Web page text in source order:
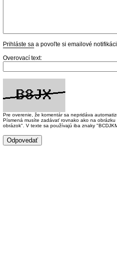
Prihláste sa a povoľte si emailové
Overovací text:
Pre overenie, že komentár sa nepridáva
Písmená musíte zadávať rovnako ako na
obrázok". V texte sa používajú iba znaky